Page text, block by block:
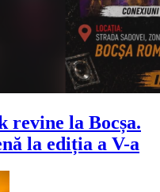
revine la Bocșa.
la ediția a V-a